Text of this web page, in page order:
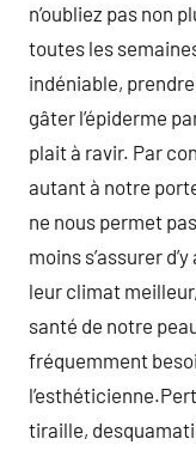
n’oubliez pas non
toutes les
indéniable,
gâter l’épiderme
plait à ravir. Par
autant à notre
ne nous permet
moins s’assurer
leur climat
santé de notre
fréquemment
tiraille,